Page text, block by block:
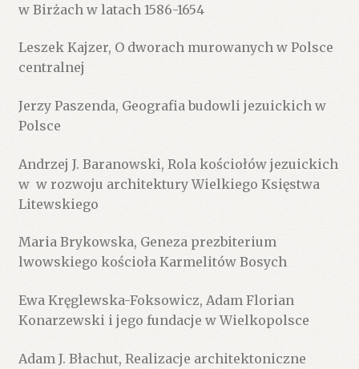
w Birżach w latach 1586-1654
Leszek Kajzer, O dworach murowanych w Polsce
centralnej
Jerzy Paszenda, Geografia budowli jezuickich w
Polsce
Andrzej J. Baranowski, Rola kościołów jezuickich
w w rozwoju architektury Wielkiego Księstwa
Litewskiego
Maria Brykowska, Geneza prezbiterium
lwowskiego kościoła Karmelitów Bosych
Ewa Kręglewska-Foksowicz, Adam Florian
Konarzewski i jego fundacje w Wielkopolsce
Adam J. Błachut, Realizacje architektoniczne